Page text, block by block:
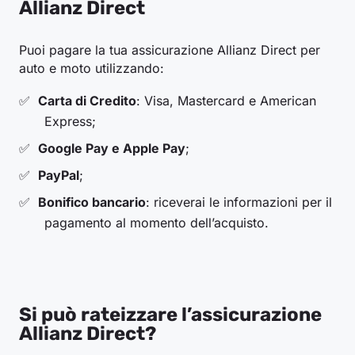
Allianz Direct
Puoi pagare la tua assicurazione Allianz Direct per
auto e moto utilizzando:
Carta di Credito: Visa, Mastercard e American
Express;
Google Pay e Apple Pay;
PayPal;
Bonifico bancario: riceverai le informazioni per il
pagamento al momento dell’acquisto.
Si può rateizzare l’assicurazione
Allianz Direct?